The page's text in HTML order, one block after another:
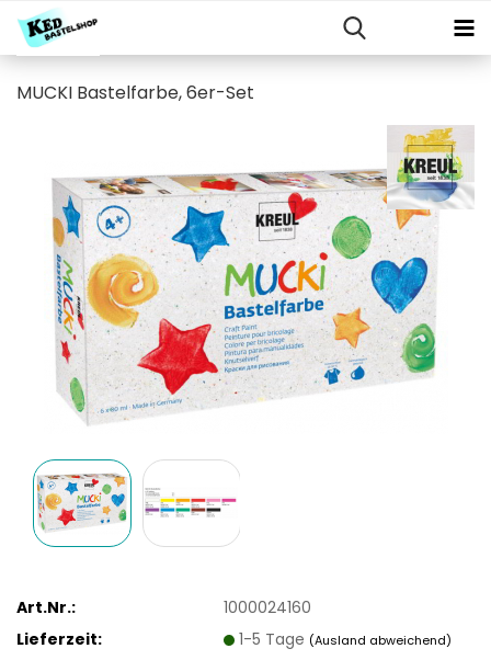
MUCKI Bastelfarbe, 6er-Set
Art.Nr.:
1000024160
Lieferzeit:
1-5 Tage (Ausland abweichend)